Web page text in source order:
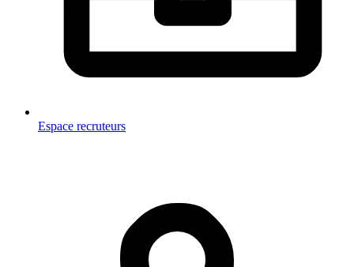
Espace recruteurs